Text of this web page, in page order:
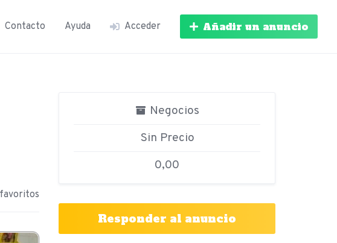
Contacto Ayuda Acceder Añadir un anuncio
Negocios
Sin Precio
0,00
Responder al anuncio